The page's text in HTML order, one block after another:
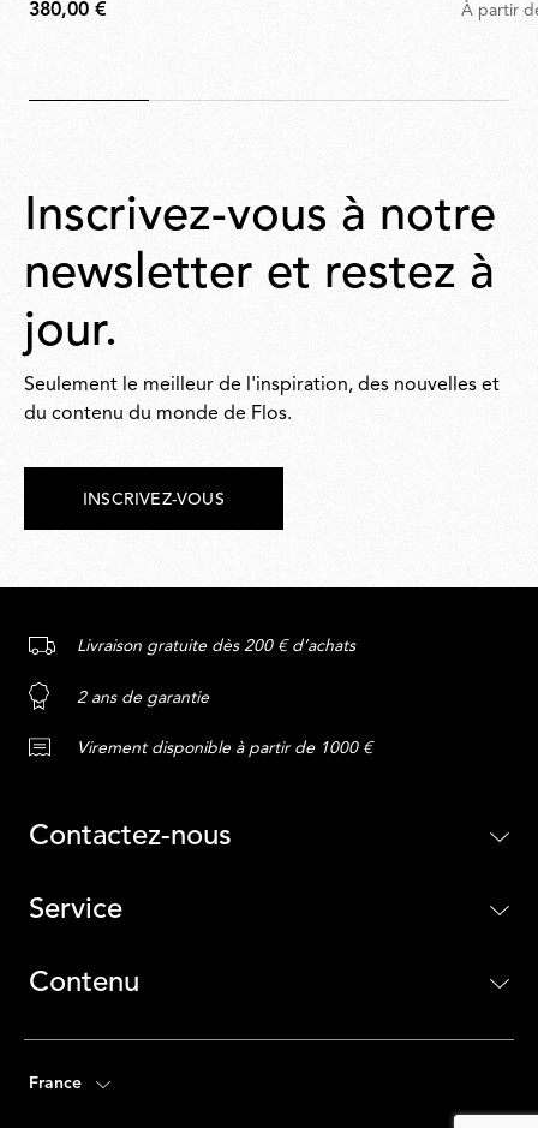
380,00
380,00 € À partir
Inscrivez-vous à notre
newsletter et restez à
jour.
Seulement le meilleur de l'inspiration, des nouvelles et
du contenu du monde de Flos.
INSCRIVEZ-VOUS
Livraison gratuite dès 200 € d’achats
2 ans de garantie
Virement disponible à partir de 1000 €
Contactez-nous
Service
Contenu
France